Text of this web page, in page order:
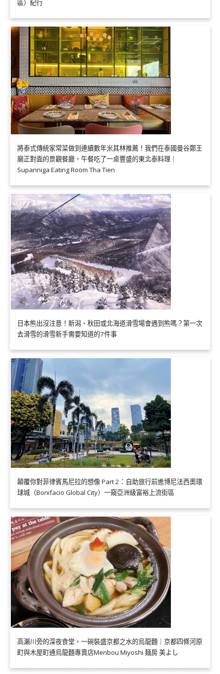
區）紀行
將泰式傳統家常菜做到連續數年米其林推薦！我們在泰國曼谷鄭王
廟正對面的景觀餐廳，午餐吃了一桌豐盛的東北泰料理｜
Supanniga Eating Room Tha Tien
日本熊出沒注意！新潟、秋田或北海道滑雪場會遇到熊嗎？第一次
去滑雪的滑雪新手需要知道的7件事
顛覆你對菲律賓馬尼拉的想像 Part 2：自助旅行前進博尼法西奧環
球城（Bonifacio Global City）一窺亞洲級富裕上流街區
高瀨川旁的深夜食堂，一碗裝盛京都之水的烏龍麵｜京都四條河原
町與木屋町通烏龍麵專賣店Menbou Miyoshi 麺房 美よし